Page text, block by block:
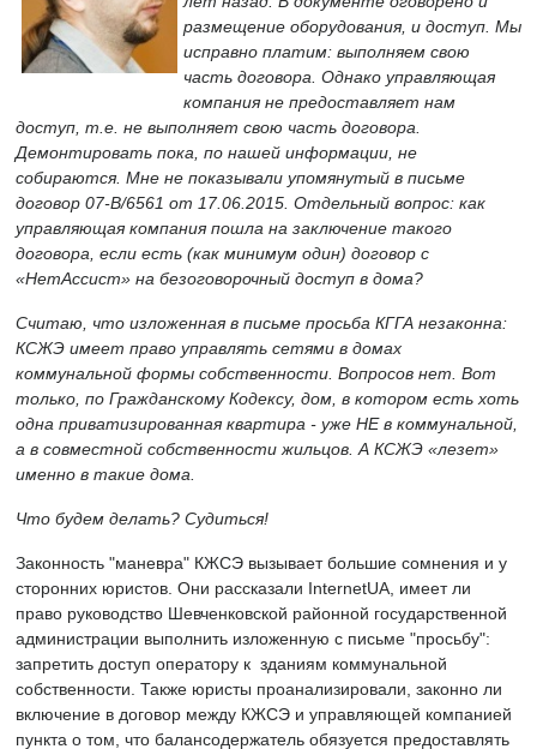
размещение оборудования, и доступ. Мы
исправно платим: выполняем свою
часть договора. Однако управляющая
компания не предоставляет нам
доступ, т.е. не выполняет свою часть договора.
Демонтировать пока, по нашей информации, не
собираются. Мне не показывали упомянутый в письме
договор 07-В/6561 от 17.06.2015. Отдельный вопрос: как
управляющая компания пошла на заключение такого
договора, если есть (как минимум один) договор с
«НетАссист» на безоговорочный доступ в дома?
Считаю, что изложенная в письме просьба КГГА незаконна:
КСЖЭ имеет право управлять сетями в домах
коммунальной формы собственности. Вопросов нет. Вот
только, по Гражданскому Кодексу, дом, в котором есть хоть
одна приватизированная квартира - уже НЕ в коммунальной,
а в совместной собственности жильцов. А КСЖЭ «лезет»
именно в такие дома.
Что будем делать? Судиться!
Законность "маневра" КЖСЭ вызывает большие сомнения и у
сторонних юристов. Они рассказали InternetUA, имеет ли
право руководство Шевченковской районной государственной
администрации выполнить изложенную с письме "просьбу":
запретить доступ оператору к зданиям коммунальной
собственности. Также юристы проанализировали, законно ли
включение в договор между КЖСЭ и управляющей компанией
пункта о том, что балансодержатель обязуется предоставлять